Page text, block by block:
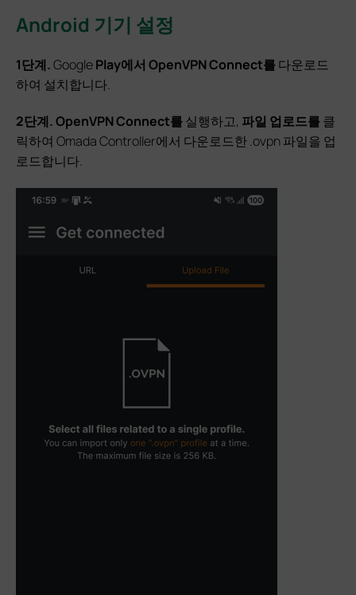
Android 기기 설정
1단계.GooglePlay에서 OpenVPN Connect를다운로드
하여 설치합니다.
2단계.OpenVPN Connect를실행하고, 파일 업로드를클
릭하여 Omada Controller에서 다운로드한 .ovpn 파일을 업
로드합니다.